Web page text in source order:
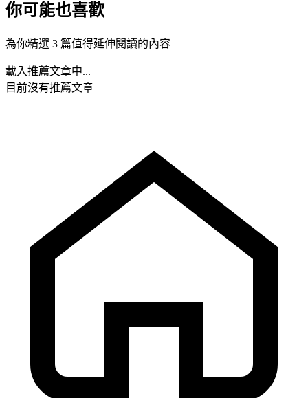
你可能也喜歡
為你精選 3 篇值得延伸閱讀的內容
載入推薦文章中...
目前沒有推薦文章